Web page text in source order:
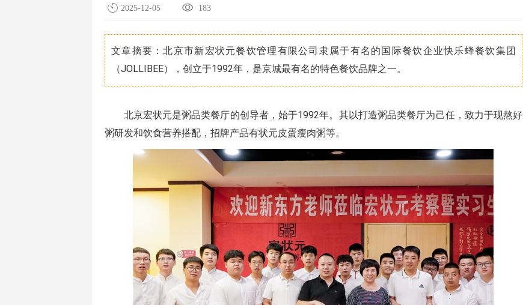
2025-12-05 183
文章摘要：北京市新宏状元餐饮管理有限公司隶属于有名的国际餐饮企业快乐蜂餐饮集团
（JOLLIBEE），创立于1992年，是京城最有名的特色餐饮品牌之一。
北京宏状元是粥品类餐厅的创导者，始于1992年。其以打造粥品类餐厅为己任，致力于现熬好
粥研发和饮食营养搭配，招牌产品有状元皮蛋瘦肉粥等。